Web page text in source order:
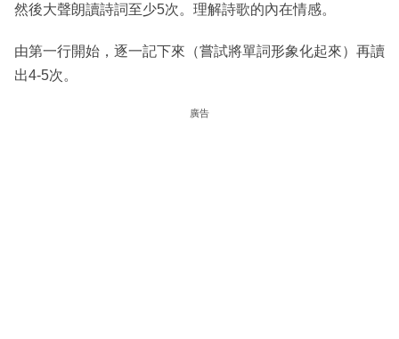
然後大聲朗讀詩詞至少5次。理解詩歌的內在情感。
由第一行開始，逐一記下來（嘗試將單詞形象化起來）再讀
出4-5次。
廣告